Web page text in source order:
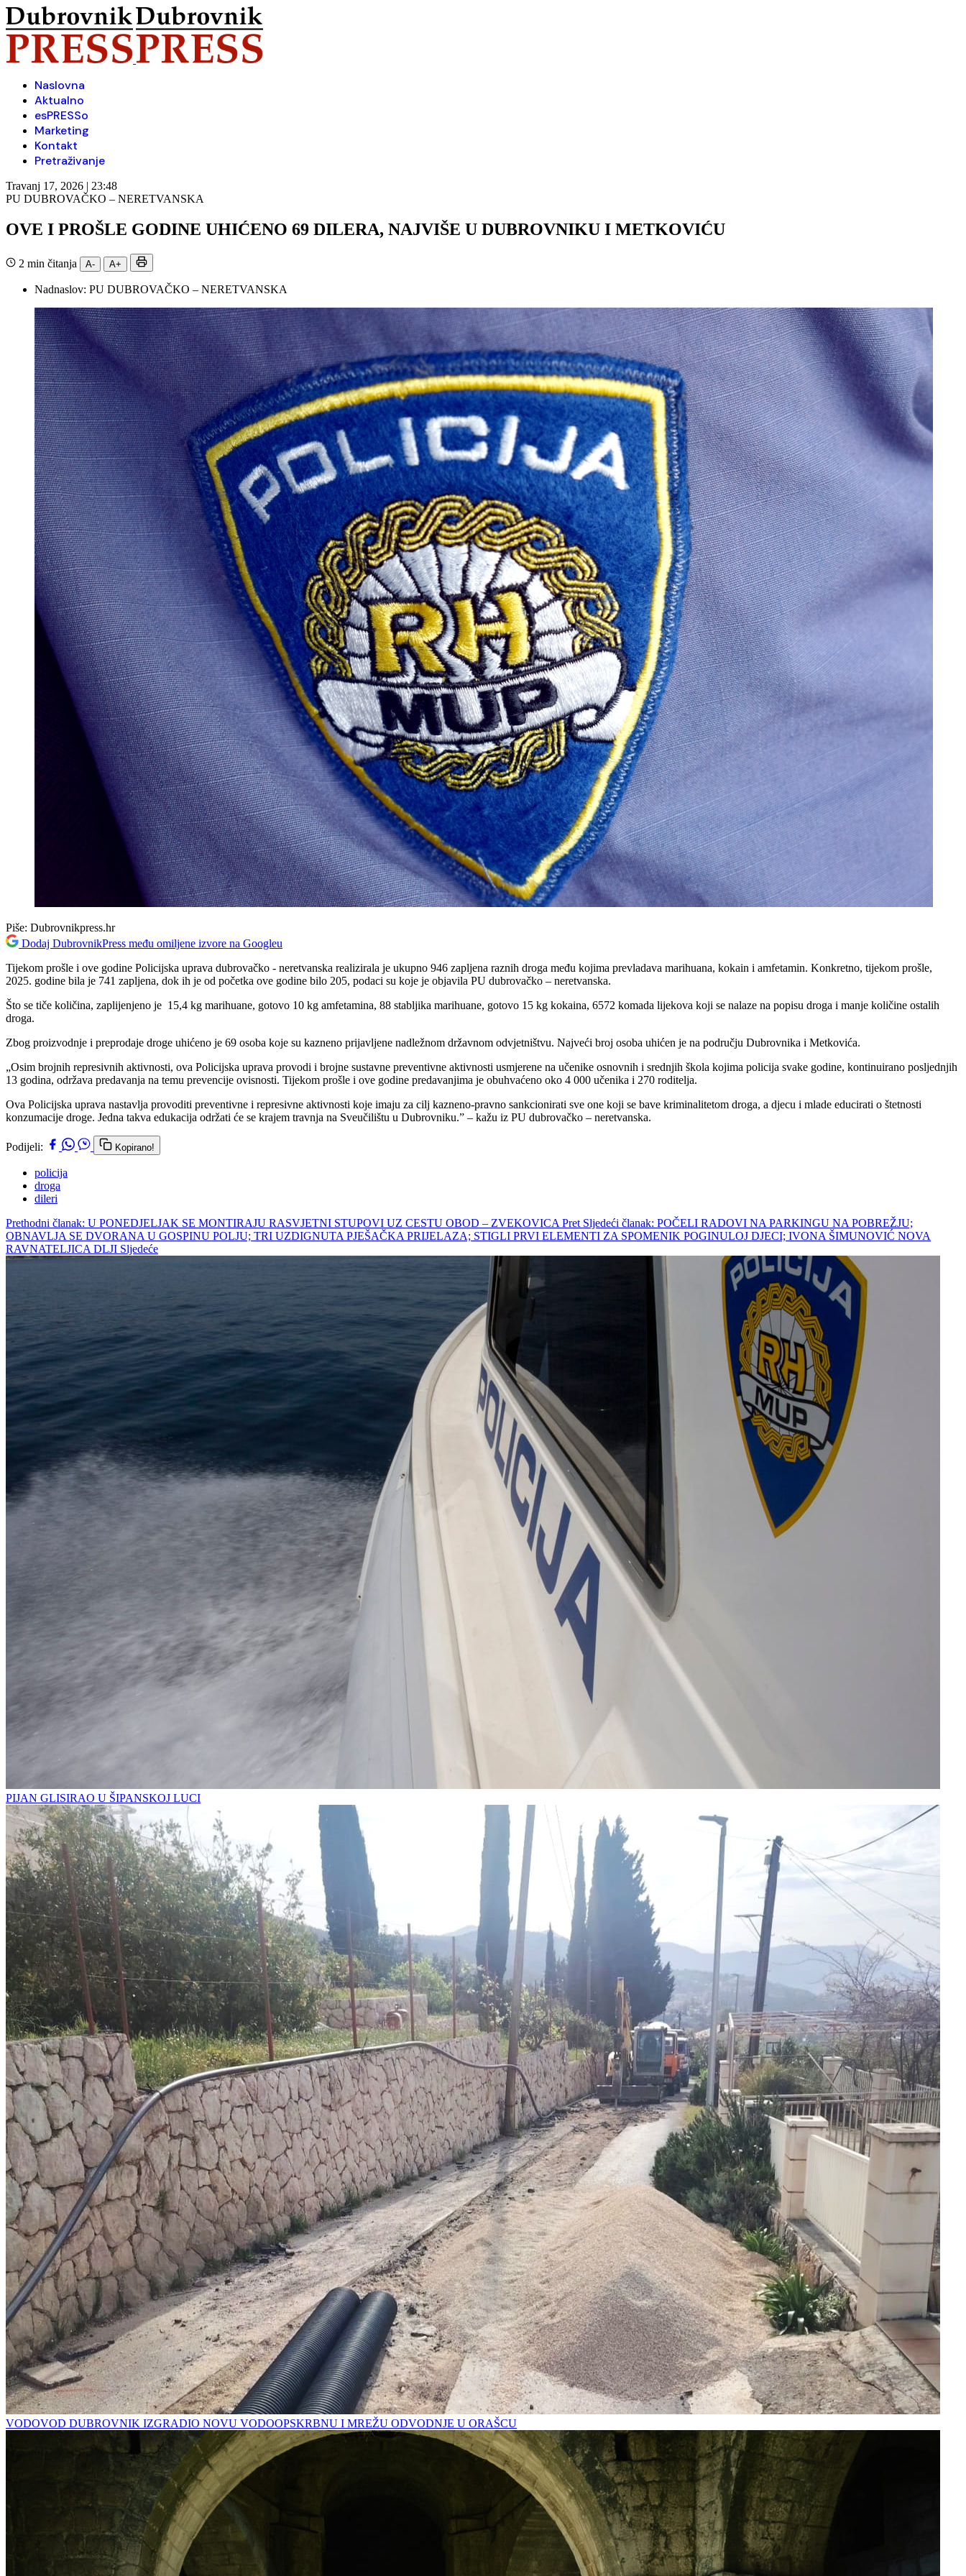
Naslovna
Aktualno
esPRESSo
Marketing
Kontakt
Pretraživanje
Travanj 17, 2026 | 23:48
PU DUBROVAČKO – NERETVANSKA
OVE I PROŠLE GODINE UHIĆENO 69 DILERA, NAJVIŠE U DUBROVNIKU I METKOVIĆU
2 min čitanja A- A+
Nadnaslov: PU DUBROVAČKO – NERETVANSKA
Piše: Dubrovnikpress.hr
Dodaj DubrovnikPress među omiljene izvore na Googleu
Tijekom prošle i ove godine Policijska uprava dubrovačko - neretvanska realizirala je ukupno 946 zapljena raznih droga među kojima prevladava marihuana, kokain i amfetamin. Konkretno, tijekom prošle,
2025. godine bila je 741 zapljena, dok ih je od početka ove godine bilo 205, podaci su koje je objavila PU dubrovačko – neretvanska.
Što se tiče količina, zaplijenjeno je 15,4 kg marihuane, gotovo 10 kg amfetamina, 88 stabljika marihuane, gotovo 15 kg kokaina, 6572 komada lijekova koji se nalaze na popisu droga i manje količine ostalih
droga.
Zbog proizvodnje i preprodaje droge uhićeno je 69 osoba koje su kazneno prijavljene nadležnom državnom odvjetništvu. Najveći broj osoba uhićen je na području Dubrovnika i Metkovića.
„Osim brojnih represivnih aktivnosti, ova Policijska uprava provodi i brojne sustavne preventivne aktivnosti usmjerene na učenike osnovnih i srednjih škola kojima policija svake godine, kontinuirano posljednjih
13 godina, održava predavanja na temu prevencije ovisnosti. Tijekom prošle i ove godine predavanjima je obuhvaćeno oko 4 000 učenika i 270 roditelja.
Ova Policijska uprava nastavlja provoditi preventivne i represivne aktivnosti koje imaju za cilj kazneno-pravno sankcionirati sve one koji se bave kriminalitetom droga, a djecu i mlade educirati o štetnosti
konzumacije droge. Jedna takva edukacija održati će se krajem travnja na Sveučilištu u Dubrovniku.” – kažu iz PU dubrovačko – neretvanska.
Podijeli: Kopirano!
policija
droga
dileri
Prethodni članak: U PONEDJELJAK SE MONTIRAJU RASVJETNI STUPOVI UZ CESTU OBOD – ZVEKOVICA Pret Sljedeći članak: POČELI RADOVI NA PARKINGU NA POBREŽJU;
OBNAVLJA SE DVORANA U GOSPINU POLJU; TRI UZDIGNUTA PJEŠAČKA PRIJELAZA; STIGLI PRVI ELEMENTI ZA SPOMENIK POGINULOJ DJECI; IVONA ŠIMUNOVIĆ NOVA
RAVNATELJICA DLJI Sljedeće
PIJAN GLISIRAO U ŠIPANSKOJ LUCI
VODOVOD DUBROVNIK IZGRADIO NOVU VODOOPSKRBNU I MREŽU ODVODNJE U ORAŠCU